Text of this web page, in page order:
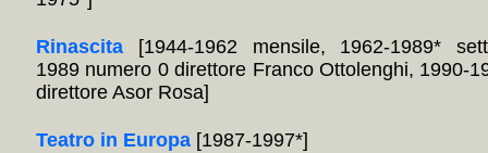
Rinascita [1944-1962 mensile, 1962-1989*
1989 numero 0 direttore Franco Ottolenghi, 1990-
direttore Asor Rosa]
Teatro in Europa [1987-1997*]